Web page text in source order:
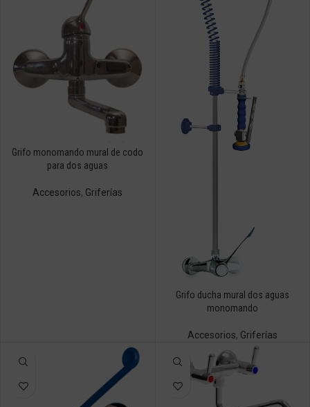
Grifo monomando mural de codo
para dos aguas
Accesorios, Griferías
Grifo ducha mural dos aguas
monomando
Accesorios, Griferías